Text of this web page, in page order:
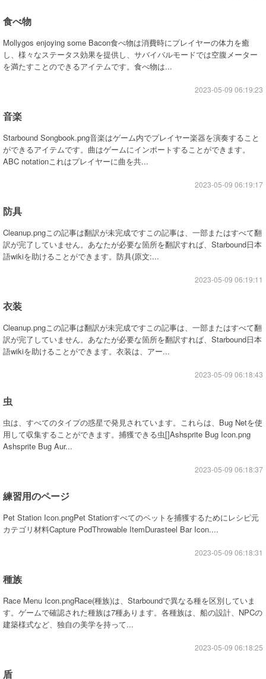
食べ物
Mollygos enjoying some Bacon食べ物は消費時にプレイヤーの体力を癒
し、様々なステータス効果を提供し、サバイバルモードでは空腹メーター
を満たすことのできるアイテムです。食べ物は...
2023-05-09 06:19:23
音楽
Starbound Songbook.png音楽はゲーム内でプレイヤー楽器を演奏すること
ができるアイテムです。曲はゲームにインポートすることができます。
ABC notationこれはプレイヤーに曲を共...
2023-05-09 06:19:17
防具
Cleanup.pngこの記事は翻訳が未完成ですこの記事は、一部またはすべて翻
訳が完了していません。あなたが必要な箇所を翻訳すれば、Starbound日本
語wikiを助けることができます。防具(原文:...
2023-05-09 06:19:11
衣装
Cleanup.pngこの記事は翻訳が未完成ですこの記事は、一部またはすべて翻
訳が完了していません。あなたが必要な箇所を翻訳すれば、Starbound日本
語wikiを助けることができます。衣装は、アー...
2023-05-09 06:18:43
虫
虫は、すべてのタイプの惑星で発見されています。これらは、Bug Netを使
用して収集することができます。捕獲できる虫[]Ashsprite Bug Icon.png
Ashsprite Bug Aur...
2023-05-09 06:18:37
練習用のページ
Pet Station Icon.pngPet Stationすべてのペットを捕獲するためにレシピ元
カテゴリ材料Capture PodThrowable ItemDurasteel Bar Icon....
2023-05-09 06:18:31
種族
Race Menu Icon.pngRace(種族)は、Starboundで異なる種を区別していま
す。ゲームで確認された種族は7種あります。各種族は、船の設計、NPCの
建築様式など、独自の美学を持って...
2023-05-09 06:18:25
盾